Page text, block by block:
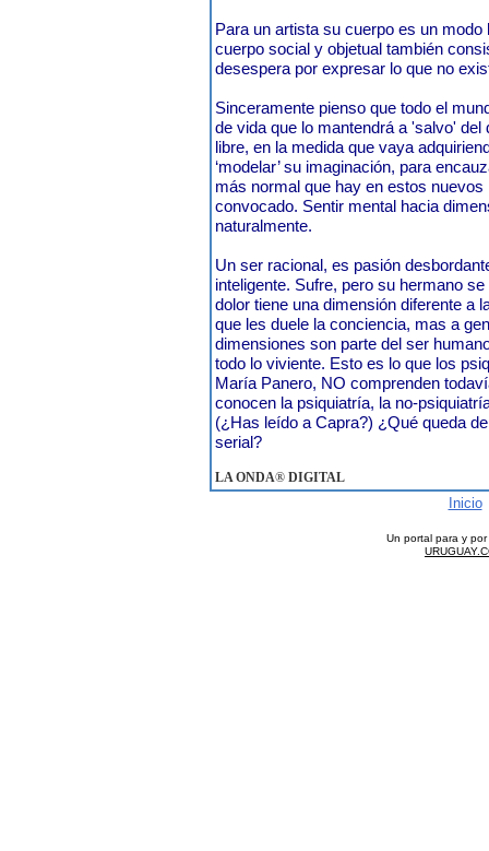
Para un artista su cuerpo es un
cuerpo social y objetual también
desespera por expresar lo que no
Sinceramente pienso que todo el
de vida que lo mantendrá a 'salvo'
libre, en la medida que vaya
‘modelar’ su imaginación, para
más normal que hay en estos
convocado. Sentir mental hacia
naturalmente.
Un ser racional, es pasión
inteligente. Sufre, pero su hermano
dolor tiene una dimensión diferente a
que les duele la conciencia, mas a
dimensiones son parte del ser
todo lo viviente. Esto es lo que los
María Panero, NO comprenden
conocen la psiquiatría, la no-
(¿Has leído a Capra?) ¿Qué queda
serial?
LA ONDA® DIGITAL
Inicio
Un portal para y